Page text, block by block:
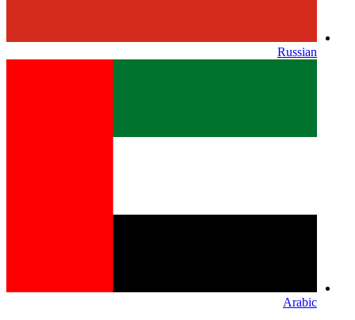
Russian
Arabic